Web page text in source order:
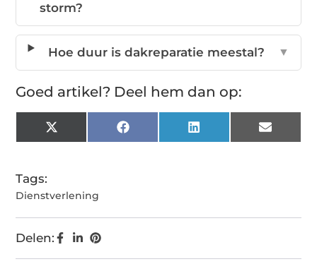
storm?
Hoe duur is dakreparatie meestal? ▼
Goed artikel? Deel hem dan op:
X
(Twitter)
Facebook LinkedIn Email
Tags:
Dienstverlening
Delen: